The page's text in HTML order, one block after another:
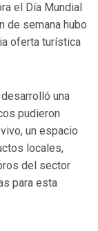
el Día Mundial
de semana hubo
oferta turística
una
pudieron
un espacio
locales,
del sector
para esta